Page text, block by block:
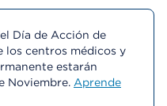
Día de Acción de
los centros médicos y
estarán
Noviembre. Aprende